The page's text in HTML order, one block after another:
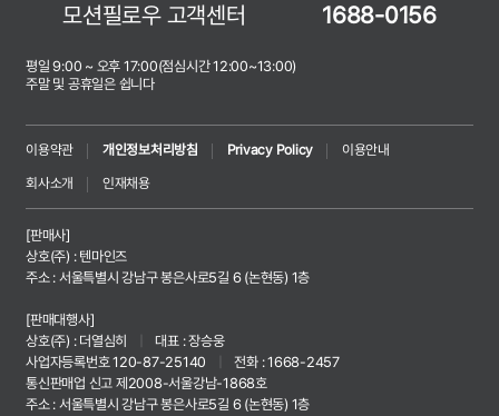
모션필로우 고객센터
1688-0156
평일 9:00 ~ 오후 17:00(점심시간 12:00~13:00)
주말 및 공휴일은 쉽니다
이용약관 개인정보처리방침 Privacy Policy
이용안내
회사소개
인재채용
[판매사]
상호(주) : 텐마인즈
주소 : 서울특별시 강남구 봉은사로5길 6 (논현동) 1층
[판매대행사]
상호(주) : 더열심히
대표 : 장승웅
사업자등록번호 120-87-25140
전화 : 1668-2457
통신판매업 신고 제2008-서울강남-1868호
주소 : 서울특별시 강남구 봉은사로5길 6 (논현동) 1층